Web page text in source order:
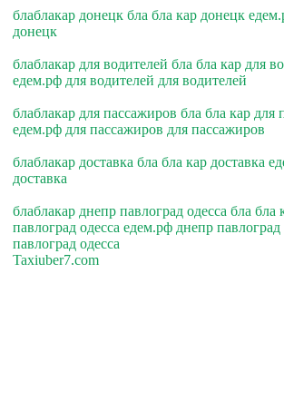
блаблакар донецк бла бла кар донецк
донецк
блаблакар для водителей бла бла кар для
едем.рф для водителей для водителей
блаблакар для пассажиров бла бла кар для
едем.рф для пассажиров для пассажиров
блаблакар доставка бла бла кар доставка
доставка
блаблакар днепр павлоград одесса бла бла
павлоград одесса едем.рф днепр павлоград
павлоград одесса
Taxiuber7.com